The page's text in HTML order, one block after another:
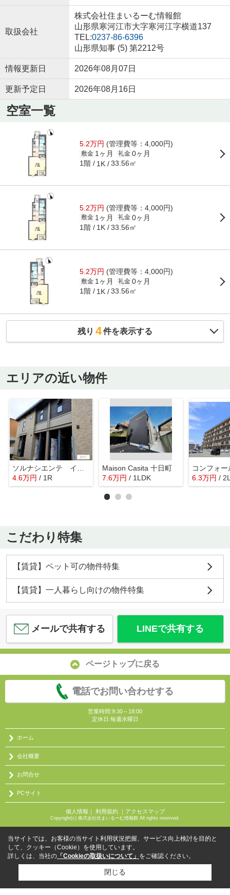
取扱会社
株式会社住まいるーむ情報館
山形県寒河江市大字寒河江字横道137
TEL:0237-86-6396
山形県知事 (5) 第2212号
情報更新日 2026年08月07日
更新予定日 2026年08月16日
空室一覧
5.2万円 (管理費等：4,000円)
敷金 1ヶ月 礼金 0ヶ月
1階 1K 33.56㎡
5.2万円 (管理費等：4,000円)
敷金 1ヶ月 礼金 0ヶ月
1階 1K 33.56㎡
5.2万円 (管理費等：4,000円)
敷金 1ヶ月 礼金 0ヶ月
1階 1K 33.56㎡
残り 4件を表示する
エリアの近い物件
ソルナシエンテ イースト
4.6万円 / 1R
Maison Casita 十日町
7.6万円 / 1LDK 6.3万円 /
こだわり特集
【賃貸】ペット可の物件特集
【賃貸】一人暮らし向けの物件特集
メールで共有する LINEで共有する
ページトップに戻る
電話でお問い合わせする
営業時間:9:30～18:00
定休日:毎週水曜日
ホーム
会社概要
お問合せ
PCサイト
個人情報 利用規約｜ アクセスマップ
Copyright(c) 株式会社住まいるーむ情報館 All rights reserved.
当サイトでは、お客様の当サイト利用状況把握、サービス向上検討を目的と
して、クッキー（Cookie）を使用しています。
詳しくは、当社の 「Cookieの取扱いについて」 をご確認ください。
閉じる